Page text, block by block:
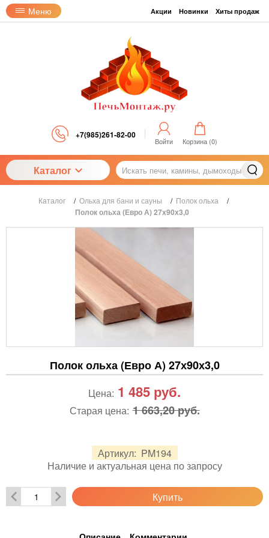
Меню Акции Новинки Хиты продаж
+7(985)261-82-00
Войти Корзина (0)
Каталог
Каталог / Ольха для бани и сауны / Полок ольха /
Полок ольха (Евро А) 27х90х3,0
Полок ольха (Евро А) 27х90х3,0
Артикул: PM194
Наличие и актуальная цена по запросу
Цена: 1 485 руб.
Старая цена: 1 663,20 руб.
Купить